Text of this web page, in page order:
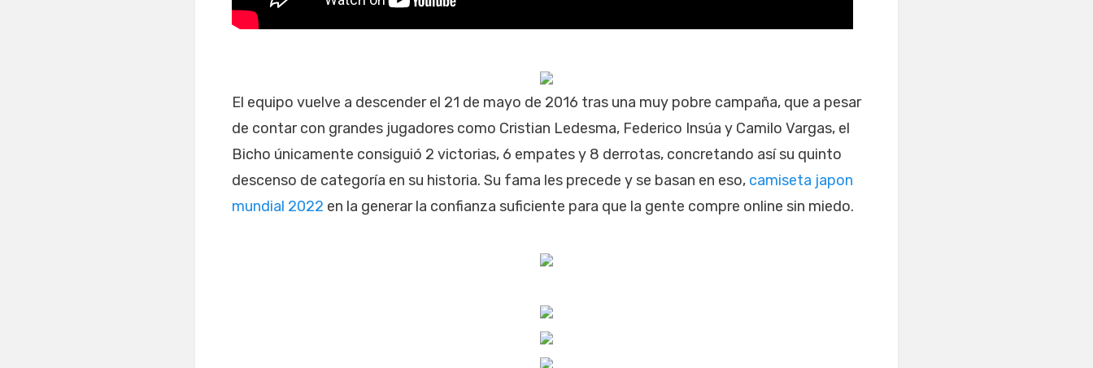
El equipo vuelve a descender el 21 de mayo de 2016 tras una muy pobre campaña, que a pesar
de contar con grandes jugadores como Cristian Ledesma, Federico Insúa y Camilo Vargas, el
Bicho únicamente consiguió 2 victorias, 6 empates y 8 derrotas, concretando así su quinto
descenso de categoría en su historia. Su fama les precede y se basan en eso, camiseta japon
mundial 2022 en la generar la confianza suficiente para que la gente compre online sin miedo.